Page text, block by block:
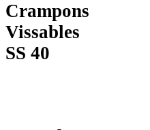
Crampons
Vissables
SS 40